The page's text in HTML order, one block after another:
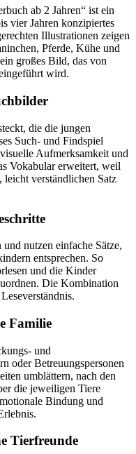
ab 2 Jahren“ ist ein
vier Jahren konzipiertes
Illustrationen zeigen
Pferde, Kühe und
großes Bild, das von
wird.
die die jungen
Such- und Findspiel
Aufmerksamkeit und
Vokabular erweitert, weil
leicht verständlichen Satz
nutzen einfache Sätze,
entsprechen. So
und die Kinder
Die Kombination
Familie
und
oder Betreuungspersonen
umblättern, nach den
die jeweiligen Tiere
Bindung und
Tierfreunde